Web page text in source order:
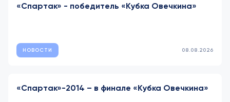
«Спартак» - победитель «Кубка Овечкина»
НОВОСТИ 08.08.2026
«Спартак»-2014 – в финале «Кубка Овечкина»